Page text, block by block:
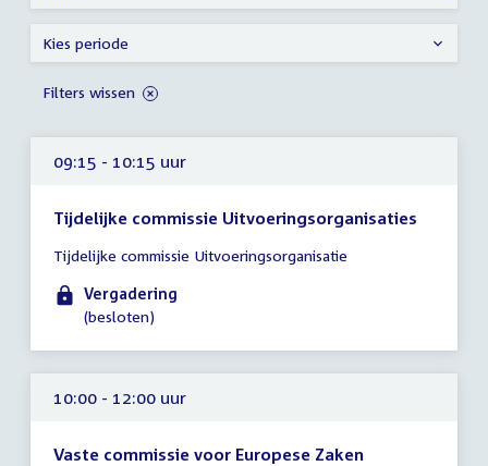
09:15 - 10:15 uur
Tijdelijke commissie Uitvoeringsorganisaties
vergadering
09:15
-
uur
Tijdelijke commissie Uitvoeringsorganisatie
Vergadering
(besloten)
10:00 - 12:00 uur
Vaste commissie voor Europese Zaken
Kies periode
Filters wissen